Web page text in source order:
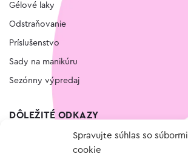
Spravujte súhlas so súbormi
cookie
Gélové laky
Odstraňovanie
Príslušenstvo
Sady na manikúru
Sezónny výpredaj
DÔLEŽITÉ ODKAZY